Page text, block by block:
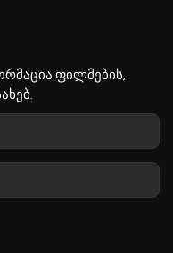
ფილმების,